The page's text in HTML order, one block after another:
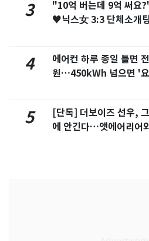
3
"10억 버는데 9억 써요
♥닉스女 3:3 단체소개
4
에어컨 하루 종일 틀면
원…450kWh 넘으면 '
5
[단독] 더보이즈 선우,
에 안긴다…앳에어리어